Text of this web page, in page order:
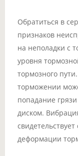
Обратиться в
признаков
на неполадки с
уровня
тормозного
торможении
попадание
диском.
деформации